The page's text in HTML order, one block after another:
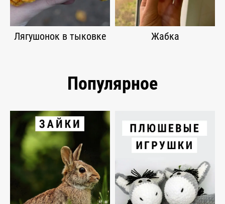
Лягушонок в тыковке Жабка
Популярное